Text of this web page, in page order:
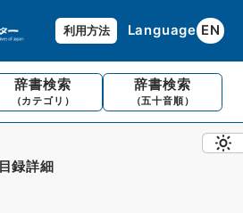
利用方法 Language EN
辞書検索
（カテゴリ）
辞書検索
（五十音順）
目録詳細